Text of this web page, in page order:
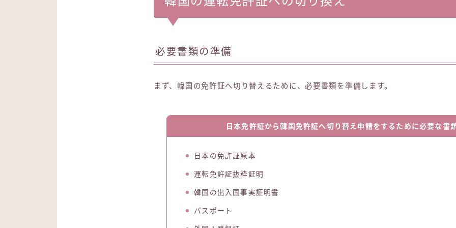
必要書類の準備
まず、韓国の免許証へ切り替えるために、必要書類を準備します。
日本免許証から韓国免許証へ切り替え申請をするために必要な書
日本の免許証原本
運転免許証抜粋証明
韓国の出入国事実証明書
パスポート